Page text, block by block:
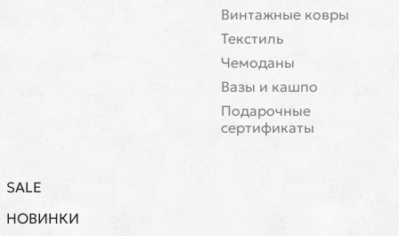
Винтажные ковры
Текстиль
Чемоданы
Вазы и кашпо
Подарочные
сертификаты
SALE
НОВИНКИ